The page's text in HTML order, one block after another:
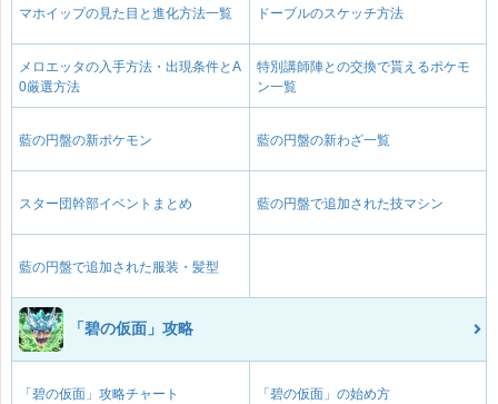
マホイップの見た目と進化方法一覧 ドーブルのスケッチ方法
メロエッタの入手方法・出現条件とA
0厳選方法
特別講師陣との交換で貰えるポケモ
ン一覧
藍の円盤の新ポケモン 藍の円盤の新わざ一覧
スター団幹部イベントまとめ 藍の円盤で追加された技マシン
藍の円盤で追加された服装・髪型
「碧の仮面」攻略
「碧の仮面」攻略チャート 「碧の仮面」の始め方